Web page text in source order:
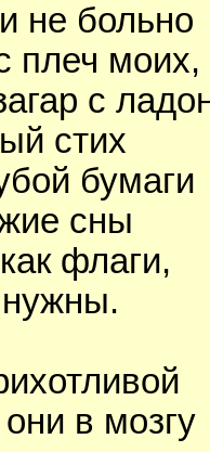
не больно
плеч моих,
с
стих
бумаги
сны
флаги,
в мозгу